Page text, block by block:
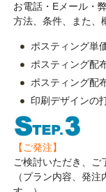
お電話・Eメール・
方法、条件、また、
ポスティング単
ポスティング配
ポスティング配
印刷デザインの
【ご発注】
ご検討いただき、ご
（プラン内容、発